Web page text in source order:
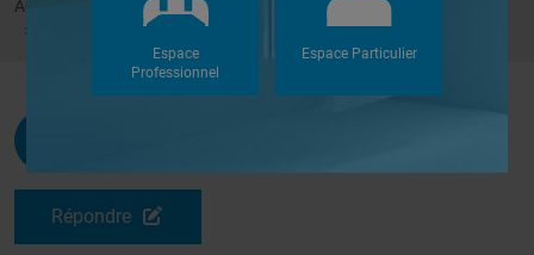
Accueil Forums
Douches à l'Italienne
Dimension de coupe de carrelage pour receveur fundo 180/90
Répondre
Espace
Professionnel
Espace Particulier